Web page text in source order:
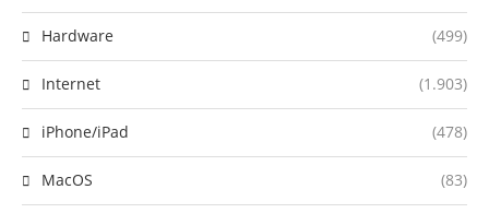
Hardware (499)
Internet (1.903)
iPhone/iPad (478)
MacOS (83)